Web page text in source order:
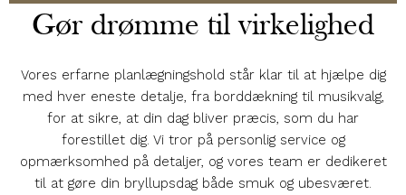
Gør drømme til virkelighed
Vores erfarne planlægningshold står klar til at hjælpe dig
med hver eneste detalje, fra borddækning til musikvalg,
for at sikre, at din dag bliver præcis, som du har
forestillet dig. Vi tror på personlig service og
opmærksomhed på detaljer, og vores team er dedikeret
til at gøre din bryllupsdag både smuk og ubesværet.